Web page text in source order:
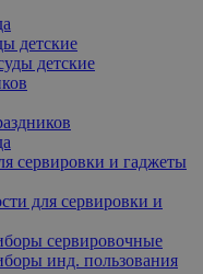
детские
детские
сервировки и гаджеты
для сервировки и
сервировочные
инд. пользования